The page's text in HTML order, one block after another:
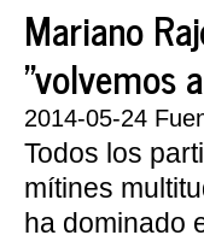
Mariano
"volvemos
2014-05-24
Todos los
mítines
ha dominado